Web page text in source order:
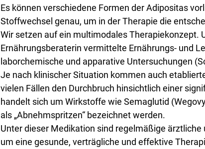
Es können verschiedene Formen der Adipositas
Stoffwechsel genau, um in der Therapie die
Wir setzen auf ein multimodales Therapiekonzept.
Ernährungsberaterin vermittelte Ernährungs- und
laborchemische und apparative Untersuchungen
Je nach klinischer Situation kommen auch
vielen Fällen den Durchbruch hinsichtlich einer
handelt sich um Wirkstoffe wie Semaglutid
als „Abnehmspritzen“ bezeichnet werden.
Unter dieser Medikation sind regelmäßige
um eine gesunde, verträgliche und effektive